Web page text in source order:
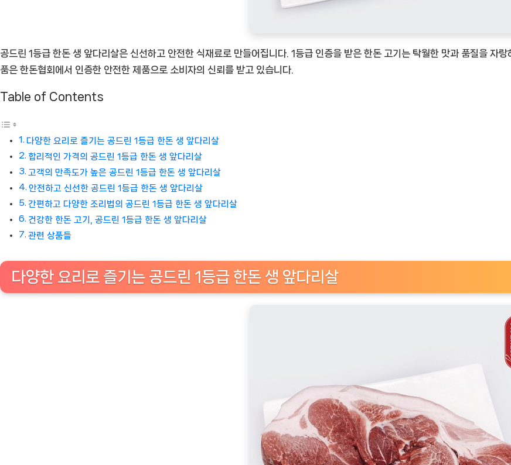
공드린 1등급 한돈 생 앞다리살은 신선하고 안전한 식재료로 만들어집니다. 1등급 인증을 받은 한돈 고기는 탁월한 맛과 품질을 자
품은 한돈협회에서 인증한 안전한 제품으로 소비자의 신뢰를 받고 있습니다.
Table of Contents
다양한 요리로 즐기는 공드린 1등급 한돈 생 앞다리살
합리적인 가격의 공드린 1등급 한돈 생 앞다리살
고객의 만족도가 높은 공드린 1등급 한돈 생 앞다리살
안전하고 신선한 공드린 1등급 한돈 생 앞다리살
간편하고 다양한 조리법의 공드린 1등급 한돈 생 앞다리살
건강한 한돈 고기, 공드린 1등급 한돈 생 앞다리살
관련 상품들
다양한 요리로 즐기는 공드린 1등급 한돈 생 앞다리살